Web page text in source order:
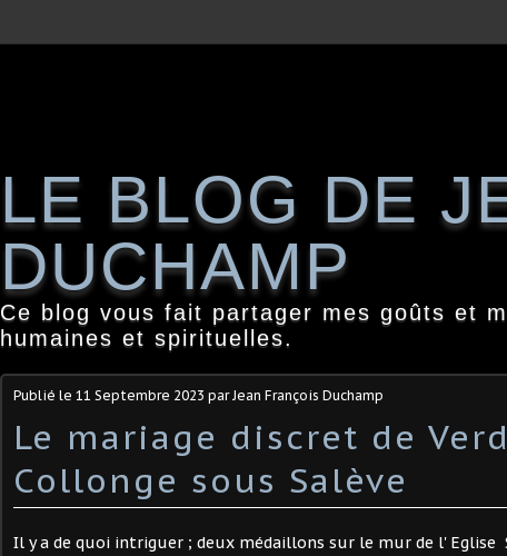
LE BLOG DE
DUCHAMP
Ce blog vous fait partager mes goûts et
humaines et spirituelles.
Publié le 11 Septembre 2023 par Jean François Duchamp
Le mariage discret de
Collonge sous Salève
Il y a de quoi intriguer ; deux médaillons sur le mur de l' Eglise